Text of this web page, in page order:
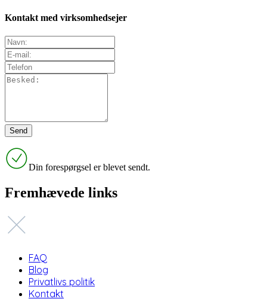
Kontakt med virksomhedsejer
Din forespørgsel er blevet sendt.
Fremhævede links
FAQ
Blog
Privatlivs politik
Kontakt